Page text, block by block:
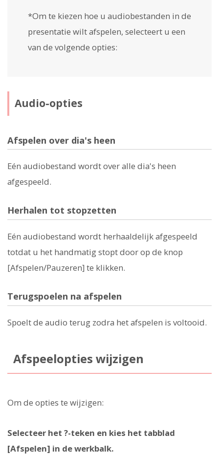
*Om te kiezen hoe u audiobestanden in de
presentatie wilt afspelen, selecteert u een
van de volgende opties:
Audio-opties
Afspelen over dia's heen
Eén audiobestand wordt over alle dia's heen
afgespeeld.
Herhalen tot stopzetten
Eén audiobestand wordt herhaaldelijk afgespeeld
totdat u het handmatig stopt door op de knop
[Afspelen/Pauzeren] te klikken.
Terugspoelen na afspelen
Spoelt de audio terug zodra het afspelen is voltooid.
Afspeelopties wijzigen
Om de opties te wijzigen:
Selecteer het ?-teken en kies het tabblad
[Afspelen] in de werkbalk.